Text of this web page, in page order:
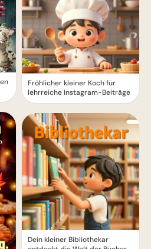
Fröhlicher kleiner Koch für
lehrreiche Instagram-Beiträge
Dein kleiner Bibliothekar